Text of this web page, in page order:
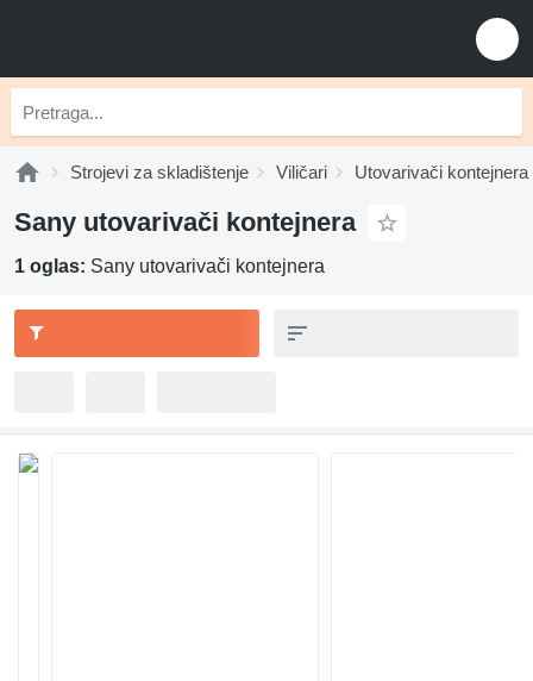
Strojevi za skladištenje Viličari Utovarivači kontejnera
Sany utovarivači kontejnera
1 oglas: Sany utovarivači kontejnera